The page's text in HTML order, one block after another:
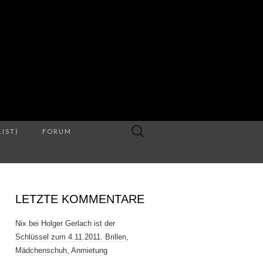
FORUM
Suche
LETZTE KOMMENTARE
Nix bei Holger Gerlach ist der
Schlüssel zum 4.11.2011. Brillen,
Mädchenschuh, Anmietung